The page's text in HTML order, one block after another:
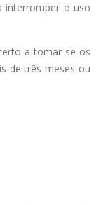
interromper o uso
a tomar se os
de três meses ou